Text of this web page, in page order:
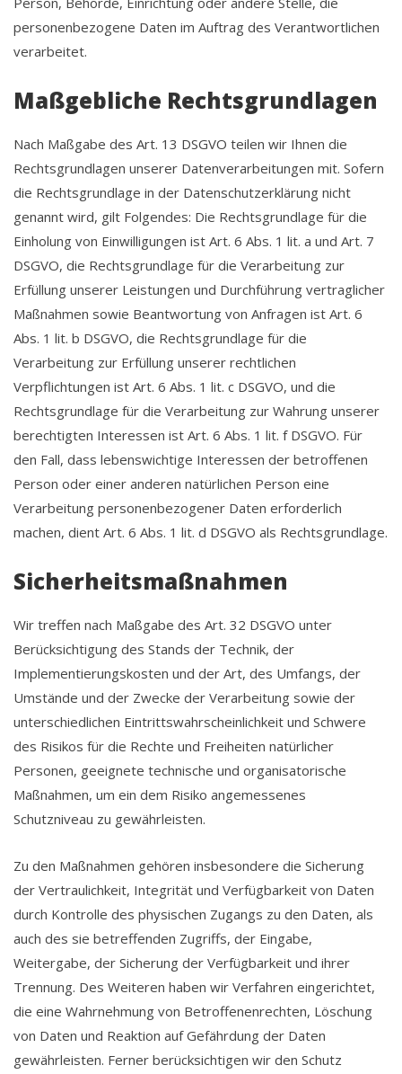
personenbezogene Daten im Auftrag des Verantwortlichen
verarbeitet.
Maßgebliche Rechtsgrundlagen
Nach Maßgabe des Art. 13 DSGVO teilen wir Ihnen die
Rechtsgrundlagen unserer Datenverarbeitungen mit. Sofern
die Rechtsgrundlage in der Datenschutzerklärung nicht
genannt wird, gilt Folgendes: Die Rechtsgrundlage für die
Einholung von Einwilligungen ist Art. 6 Abs. 1 lit. a und Art. 7
DSGVO, die Rechtsgrundlage für die Verarbeitung zur
Erfüllung unserer Leistungen und Durchführung vertraglicher
Maßnahmen sowie Beantwortung von Anfragen ist Art. 6
Abs. 1 lit. b DSGVO, die Rechtsgrundlage für die
Verarbeitung zur Erfüllung unserer rechtlichen
Verpflichtungen ist Art. 6 Abs. 1 lit. c DSGVO, und die
Rechtsgrundlage für die Verarbeitung zur Wahrung unserer
berechtigten Interessen ist Art. 6 Abs. 1 lit. f DSGVO. Für
den Fall, dass lebenswichtige Interessen der betroffenen
Person oder einer anderen natürlichen Person eine
Verarbeitung personenbezogener Daten erforderlich
machen, dient Art. 6 Abs. 1 lit. d DSGVO als Rechtsgrundlage.
Sicherheitsmaßnahmen
Wir treffen nach Maßgabe des Art. 32 DSGVO unter
Berücksichtigung des Stands der Technik, der
Implementierungskosten und der Art, des Umfangs, der
Umstände und der Zwecke der Verarbeitung sowie der
unterschiedlichen Eintrittswahrscheinlichkeit und Schwere
des Risikos für die Rechte und Freiheiten natürlicher
Personen, geeignete technische und organisatorische
Maßnahmen, um ein dem Risiko angemessenes
Schutzniveau zu gewährleisten.
Zu den Maßnahmen gehören insbesondere die Sicherung
der Vertraulichkeit, Integrität und Verfügbarkeit von Daten
durch Kontrolle des physischen Zugangs zu den Daten, als
auch des sie betreffenden Zugriffs, der Eingabe,
Weitergabe, der Sicherung der Verfügbarkeit und ihrer
Trennung. Des Weiteren haben wir Verfahren eingerichtet,
die eine Wahrnehmung von Betroffenenrechten, Löschung
von Daten und Reaktion auf Gefährdung der Daten
gewährleisten. Ferner berücksichtigen wir den Schutz